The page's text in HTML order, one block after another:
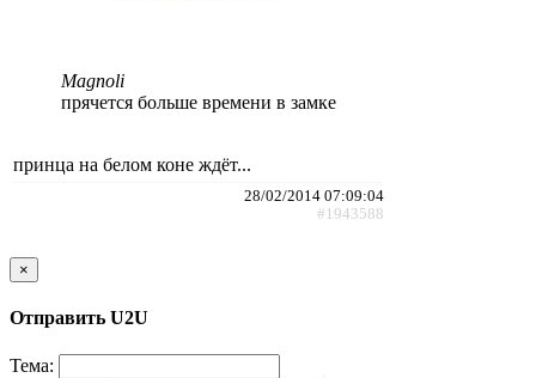
Magnoli
прячется больше времени в замке
принца на белом коне ждёт...
28/02/2014 07:09:04
#1943588
×
Отправить U2U
Тема: